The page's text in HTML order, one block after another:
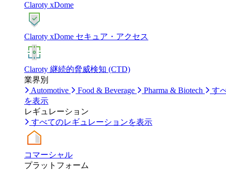
Claroty xDome
Claroty xDome セキュア・アクセス
Claroty 継続的脅威検知 (CTD)
業界別
Automotive
Food & Beverage Pharma & Biotech
す
を表示
レギュレーション
すべてのレギュレーションを表示
コマーシャル
プラットフォーム